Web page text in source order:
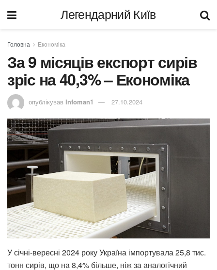
Легендарний Київ
Головна Економіка
За 9 місяців експорт сирів
зріс на 40,3% – Економіка
опублікував Infoman1 27.10.2024
У січні-вересні 2024 року Україна імпортувала 25,8 тис.
тонн сирів, що на 8,4% більше, ніж за аналогічний